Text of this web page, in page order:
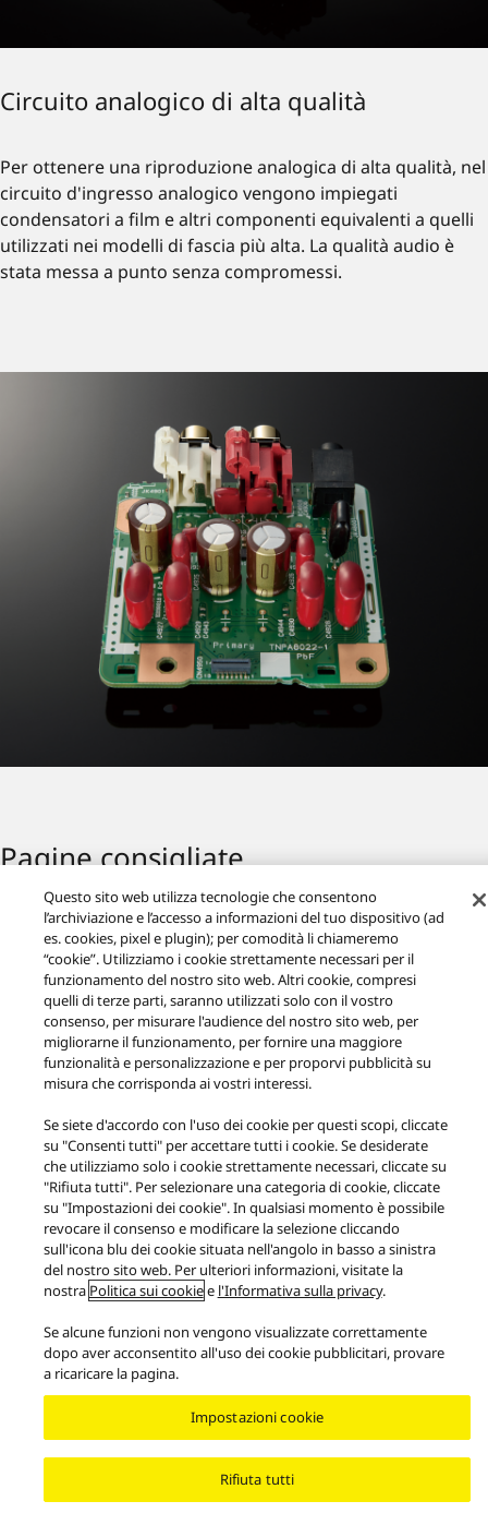
Circuito analogico di alta qualità
Per ottenere una riproduzione analogica di alta qualità, nel
circuito d'ingresso analogico vengono impiegati
condensatori a film e altri componenti equivalenti a quelli
utilizzati nei modelli di fascia più alta. La qualità audio è
stata messa a punto senza compromessi.
Pagine consigliate
Orchestration Concept
Facebook YouTube
Instagram
Contatti
Informativa sui cookie
Informazioni Pre-contrattuali e Condizioni di Vendita
Accessibilità
Signalizing
EU Data Act
Garanzia legale
Area/Country
Copyright © 2026 Panasonic Italia Branch Office of Panasonic Marketing
Europe GmbH. Tutti i diritti sono riservati. P.IVA: 07409680969
Questo sito web utilizza tecnologie che consentono
l’archiviazione e l’accesso a informazioni del tuo dispositivo (ad
es. cookies, pixel e plugin); per comodità li chiameremo
“cookie”. Utilizziamo i cookie strettamente necessari per il
funzionamento del nostro sito web. Altri cookie, compresi
quelli di terze parti, saranno utilizzati solo con il vostro
consenso, per misurare l'audience del nostro sito web, per
migliorarne il funzionamento, per fornire una maggiore
funzionalità e personalizzazione e per proporvi pubblicità su
misura che corrisponda ai vostri interessi.
Se siete d'accordo con l'uso dei cookie per questi scopi, cliccate
su "Consenti tutti" per accettare tutti i cookie. Se desiderate
che utilizziamo solo i cookie strettamente necessari, cliccate su
"Rifiuta tutti". Per selezionare una categoria di cookie, cliccate
su "Impostazioni dei cookie". In qualsiasi momento è possibile
revocare il consenso e modificare la selezione cliccando
sull'icona blu dei cookie situata nell'angolo in basso a sinistra
del nostro sito web. Per ulteriori informazioni, visitate la
nostra Politica sui cookiee l'Informativa sulla privacy.
Se alcune funzioni non vengono visualizzate correttamente
dopo aver acconsentito all'uso dei cookie pubblicitari, provare
a ricaricare la pagina.
Impostazioni cookie
Rifiuta tutti